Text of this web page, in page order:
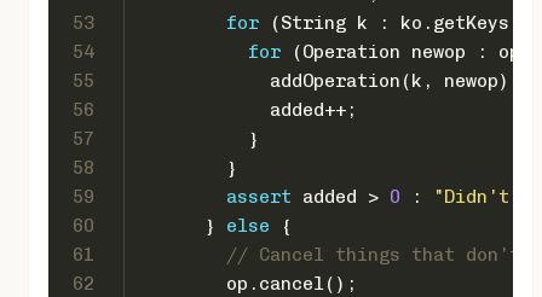
53
54
55
56
57
58
59
60
61
62
for (String k :
for (Operation newop :
            addOperation(k, newop);
            added++;
          }
        }
assert added > 0 :
"Didn't
      }
else {
// Cancel things that don't
        op.cancel();